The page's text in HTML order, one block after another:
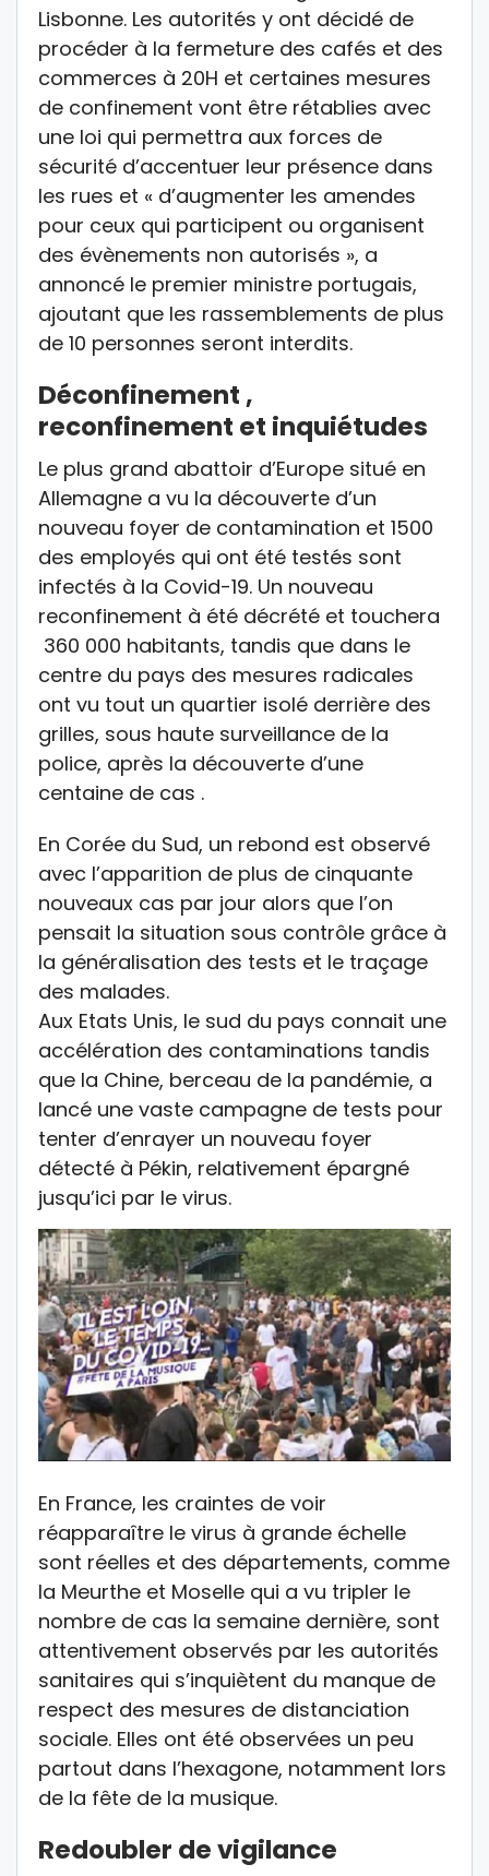
Lisbonne. Les autorités y ont décidé de
procéder à la fermeture des cafés et des
commerces à 20H et certaines mesures
de confinement vont être rétablies avec
une loi qui permettra aux forces de
sécurité d’accentuer leur présence dans
les rues et « d’augmenter les amendes
pour ceux qui participent ou organisent
des évènements non autorisés », a
annoncé le premier ministre portugais,
ajoutant que les rassemblements de plus
de 10 personnes seront interdits.
Déconfinement ,
reconfinement et inquiétudes
Le plus grand abattoir d’Europe situé en
Allemagne a vu la découverte d’un
nouveau foyer de contamination et 1500
des employés qui ont été testés sont
infectés à la Covid-19. Un nouveau
reconfinement à été décrété et touchera
360 000 habitants, tandis que dans le
centre du pays des mesures radicales
ont vu tout un quartier isolé derrière des
grilles, sous haute surveillance de la
police, après la découverte d’une
centaine de cas .
En Corée du Sud, un rebond est observé
avec l’apparition de plus de cinquante
nouveaux cas par jour alors que l’on
pensait la situation sous contrôle grâce à
la généralisation des tests et le traçage
des malades.
Aux Etats Unis, le sud du pays connait une
accélération des contaminations tandis
que la Chine, berceau de la pandémie, a
lancé une vaste campagne de tests pour
tenter d’enrayer un nouveau foyer
détecté à Pékin, relativement épargné
jusqu’ici par le virus.
En France, les craintes de voir
réapparaître le virus à grande échelle
sont réelles et des départements, comme
la Meurthe et Moselle qui a vu tripler le
nombre de cas la semaine dernière, sont
attentivement observés par les autorités
sanitaires qui s’inquiètent du manque de
respect des mesures de distanciation
sociale. Elles ont été observées un peu
partout dans l’hexagone, notamment lors
de la fête de la musique.
Redoubler de vigilance